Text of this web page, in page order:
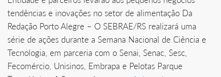
tendências e inovações no setor de alimentação Da
Redação Porto Alegre – O SEBRAE/RS realizará uma
série de ações durante a Semana Nacional de Ciência e
Tecnologia, em parceria com o Senai, Senac, Sesc,
Fecomércio, Unisinos, Embrapa e Pelotas Parque